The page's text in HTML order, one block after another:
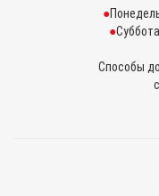
Способы